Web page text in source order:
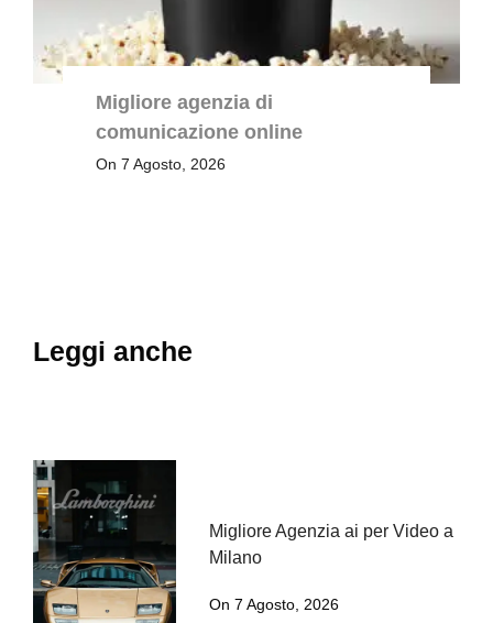
Migliore agenzia di
comunicazione online
On 7 Agosto, 2026
Leggi anche
Migliore Agenzia ai per Video a
Milano
On 7 Agosto, 2026